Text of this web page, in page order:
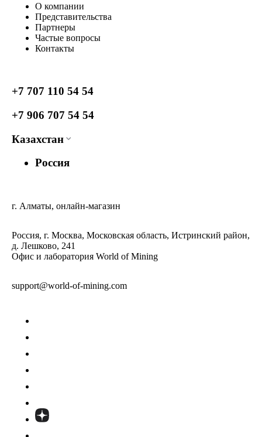
О компании
Представительства
Партнеры
Частые вопросы
Контакты
+7 707 110 54 54
+7 906 707 54 54
Казахстан
Россия
г. Алматы, онлайн-магазин
Россия, г. Москва, Московская область, Истринский район,
д. Лешково, 241
Офис и лаборатория World of Mining
support@world-of-mining.com